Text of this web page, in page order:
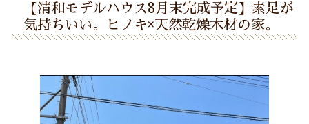
【清和モデルハウス8月末完成予定】素足が
気持ちいい。ヒノキ×天然乾燥木材の家。